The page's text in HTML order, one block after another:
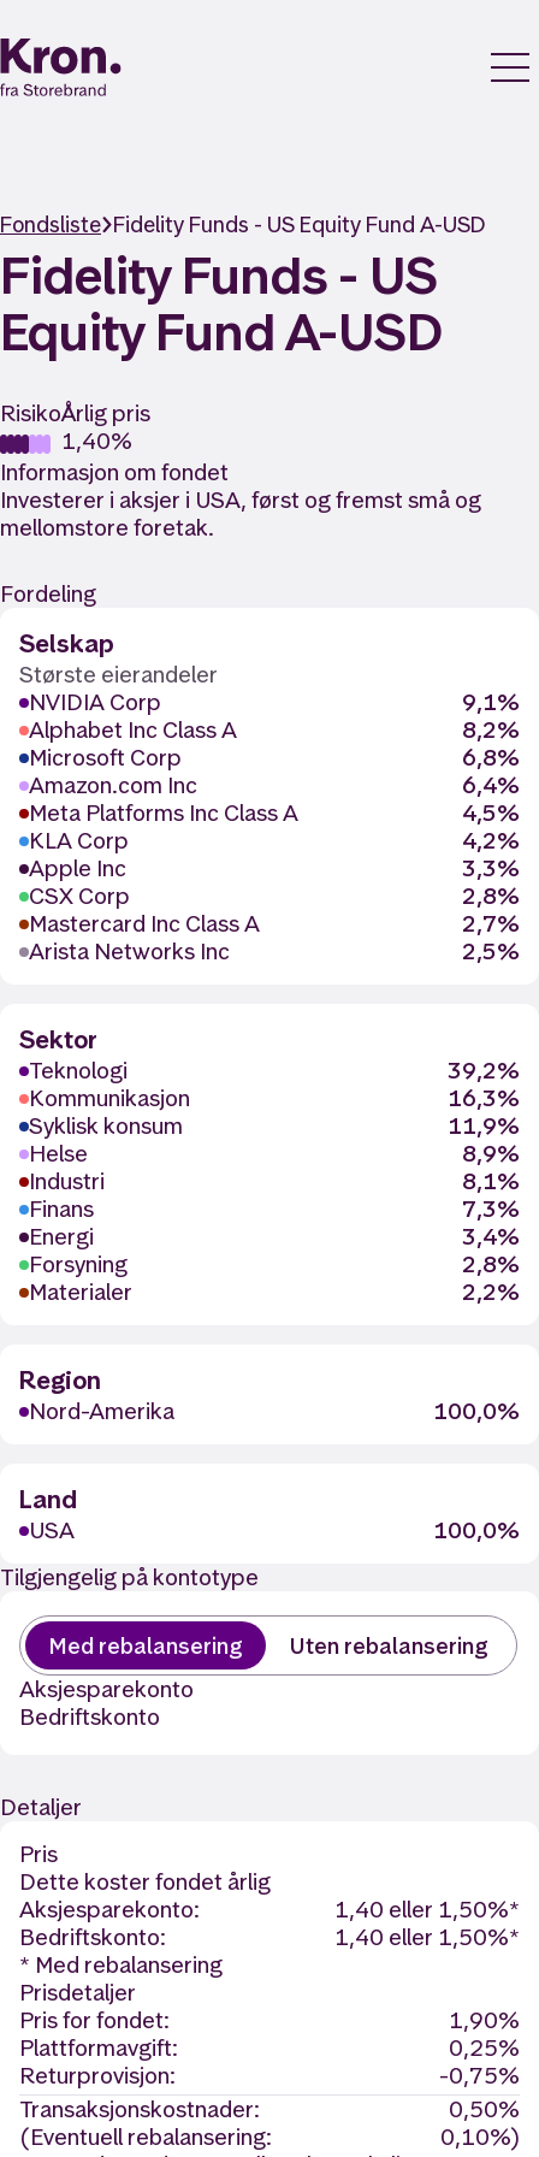
Fondsliste Fidelity Funds - US Equity Fund A-USD
Fidelity Funds - US
Equity Fund A-USD
RisikoÅrlig pris
1,40%
Informasjon om fondet
Investerer i aksjer i USA, først og fremst små og
mellomstore foretak.
Fordeling
Selskap
Største eierandeler
NVIDIA Corp
9,1%
Alphabet Inc Class A
8,2%
Microsoft Corp
6,8%
Amazon.com Inc
6,4%
Meta Platforms Inc Class A
4,5%
KLA Corp
4,2%
Apple Inc
3,3%
CSX Corp
2,8%
Mastercard Inc Class A
2,7%
Arista Networks Inc
2,5%
Sektor
Teknologi
39,2%
Kommunikasjon
16,3%
Syklisk konsum
11,9%
Helse
8,9%
Industri
8,1%
Finans
7,3%
Energi
3,4%
Forsyning
2,8%
Materialer
2,2%
Region
Nord-Amerika 100,0%
Land
USA
100,0%
Tilgjengelig på kontotype
Med rebalansering
Uten rebalansering
Aksjesparekonto
Bedriftskonto
Detaljer
Pris
Dette koster fondet årlig
Aksjesparekonto:
1,40 eller 1,50%*
Bedriftskonto:
1,40 eller 1,50%*
* Med rebalansering
Prisdetaljer
Pris for fondet:
1,90%
Plattformavgift:
0,25%
Returprovisjon:
-0,75%
Transaksjonskostnader:
0,50%
(Eventuell rebalansering:
0,10%)